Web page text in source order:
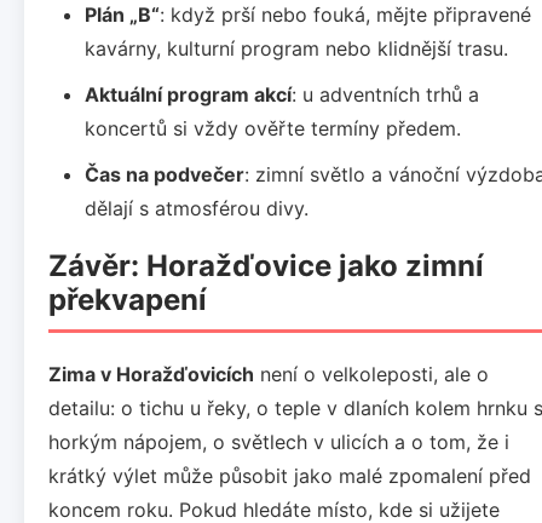
Plán „B“: když prší nebo fouká, mějte připravené
kavárny, kulturní program nebo klidnější trasu.
Aktuální program akcí: u adventních trhů a
koncertů si vždy ověřte termíny předem.
Čas na podvečer: zimní světlo a vánoční
dělají s atmosférou divy.
Závěr: Horažďovice jako zimní
překvapení
Zima v Horažďovicích není o velkoleposti, ale o
detailu: o tichu u řeky, o teple v dlaních kolem hrnku s
horkým nápojem, o světlech v ulicích a o tom, že i
krátký výlet může působit jako malé zpomalení před
koncem roku. Pokud hledáte místo, kde si užijete